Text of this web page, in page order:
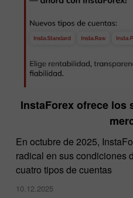
InstaForex ofrece los
En octubre de 2025,
radical en sus condiciones
cuatro tipos de cuentas
10.12.2025